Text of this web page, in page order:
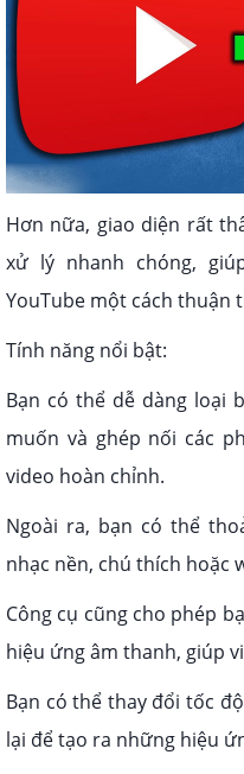
Hơn nữa, giao diện rất
xử lý nhanh chóng,
YouTube một cách thuận
Tính năng nổi bật:
Bạn có thể dễ dàng loại
muốn và ghép nối các
video hoàn chỉnh.
Ngoài ra, bạn có thể
nhạc nền, chú thích hoặc
Công cụ cũng cho phép
hiệu ứng âm thanh, giúp
Bạn có thể thay đổi tốc
lại để tạo ra những hiệu